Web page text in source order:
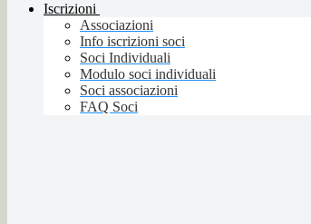
Iscrizioni
Associazioni
Info iscrizioni soci
Soci Individuali
Modulo soci individuali
Soci associazioni
FAQ Soci